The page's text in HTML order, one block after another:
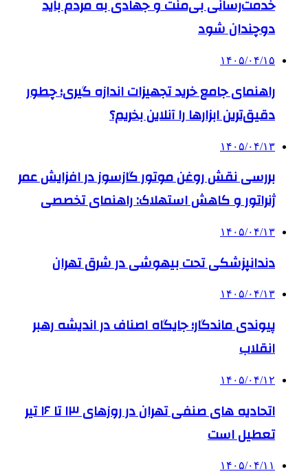
خدمت‌رسانی بی‌منت و جهادی به مردم باید
دوچندان شود
۱۴۰۵/۰۴/۱۵
راهنمای جامع خرید تجهیزات اندازه گیری؛ چطور
دقیق‌ترین ابزارها را آنلاین بخریم؟
۱۴۰۵/۰۴/۱۳
بررسی نقش روغن موتور گازسوز در افزایش عمر
ژنراتور و کاهش استهلاک: راهنمای تخصصی
۱۴۰۵/۰۴/۱۳
دندانپزشکی تحت بیهوشی در شرق تهران
۱۴۰۵/۰۴/۱۳
پیوندی ماندگار؛ جایگاه اصناف در اندیشه رهبر
انقلاب
۱۴۰۵/۰۴/۱۲
اتحادیه های صنفی تهران در روزهای ۱۳ تا ۱۶ تیر
تعطیل است
۱۴۰۵/۰۴/۱۱